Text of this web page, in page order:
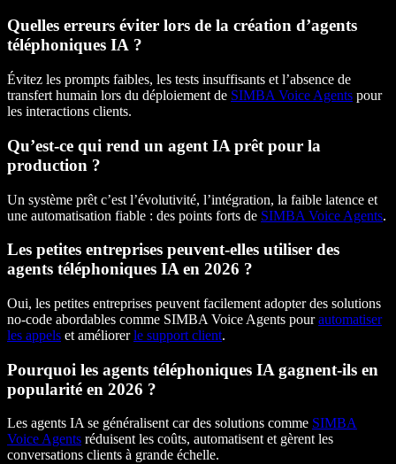
Quelles erreurs éviter lors de la création d’agents
téléphoniques IA ?
Évitez les prompts faibles, les tests insuffisants et l’absence de
transfert humain lors du déploiement de SIMBA Voice Agents pour
les interactions clients.
Qu’est-ce qui rend un agent IA prêt pour la
production ?
Un système prêt c’est l’évolutivité, l’intégration, la faible latence et
une automatisation fiable : des points forts de SIMBA Voice Agents.
Les petites entreprises peuvent-elles utiliser des
agents téléphoniques IA en 2026 ?
Oui, les petites entreprises peuvent facilement adopter des solutions
no-code abordables comme SIMBA Voice Agents pourautomatiser
les appels et améliorerle support client.
Pourquoi les agents téléphoniques IA gagnent-ils en
popularité en 2026 ?
Les agents IA se généralisent car des solutions comme SIMBA
Voice Agents réduisent les coûts, automatisent et gèrent les
conversations clients à grande échelle.